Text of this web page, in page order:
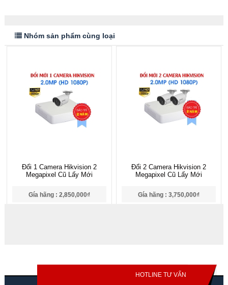
Nhóm sản phẩm cùng loại
Đổi 1 Camera Hikvision 2
Megapixel Cũ Lấy Mới
Gía hãng : 2,850,000₫
Đổi 2 Camera Hikvision 2
Megapixel Cũ Lấy Mới
Gía hãng : 3,750,000₫
HOTLINE TƯ VẤN